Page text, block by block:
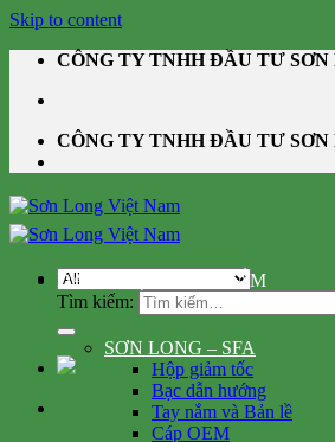
Skip to content
CÔNG TY TNHH ĐẦU TƯ
CÔNG TY TNHH ĐẦU TƯ
Tìm kiếm:
DANH MỤC SẢN PHẨM
SƠN LONG – SFA
Hộp giảm tốc
Bạc dẫn hướng
Tay nắm và Bản lề
Cáp OEM